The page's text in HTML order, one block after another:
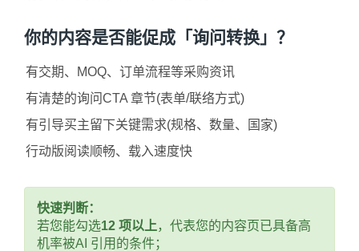
你的内容是否能促成「询问转换」？
有交期、MOQ、订单流程等采购资讯
有清楚的询问CTA 章节(表单/联络方式)
有引导买主留下关键需求(规格、数量、国家)
行动版阅读顺畅、载入速度快
快速判断：
若您能勾选12 项以上 ，代表您的内容页已具备高
机率被AI 引用的条件；